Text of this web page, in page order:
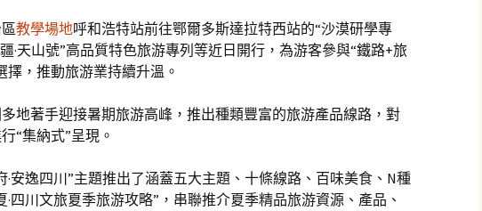
教學場地呼和浩特站前往鄂爾多斯達拉特西站的“沙漠研學專
·天山號”高品質特色旅游專列等近日開行，為游客參與“鐵路+旅
擇，推動旅游業持續升溫。
地著手迎接暑期旅游高峰，推出種類豐富的旅游產品線路，對
“集納式”呈現。
·安逸四川”主題推出了涵蓋五大主題、十條線路、百味美食、N種
·四川文旅夏季旅游攻略”，串聯推介夏季精品旅游資源、產品、